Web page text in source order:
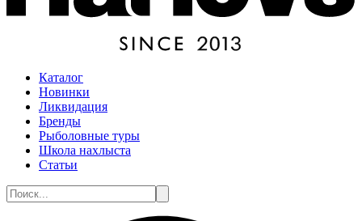
Каталог
Новинки
Ликвидация
Бренды
Рыболовные туры
Школа нахлыста
Статьи